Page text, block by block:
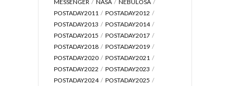
MESSENGER
NASA
NEBULOSA
POSTADAY2011
POSTADAY2012
POSTADAY2013
POSTADAY2014
POSTADAY2015
POSTADAY2017
POSTADAY2018
POSTADAY2019
POSTADAY2020
POSTADAY2021
POSTADAY2022
POSTADAY2023
POSTADAY2024
POSTADAY2025